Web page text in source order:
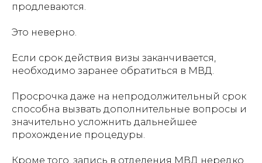
продлеваются.
Это неверно.
Если срок действия визы заканчивается,
необходимо заранее обратиться в МВД.
Просрочка даже на непродолжительный срок
способна вызвать дополнительные вопросы и
значительно усложнить дальнейшее
прохождение процедуры.
Кроме того, запись в отделения МВД нередко